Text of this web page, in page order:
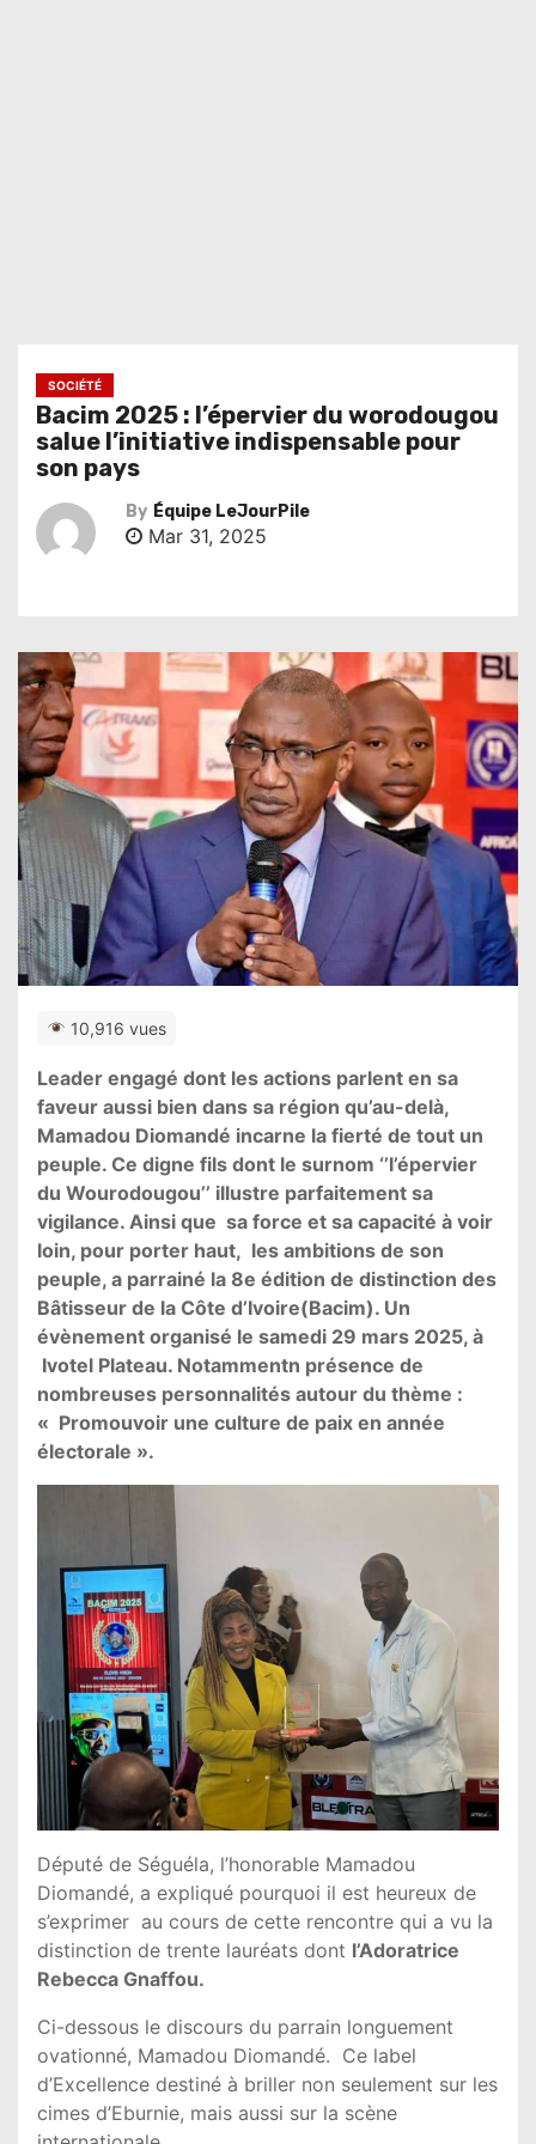
SOCIÉTÉ
Bacim 2025 : l’épervier du worodougou
salue l’initiative indispensable pour
son pays
By Équipe LeJourPile
Mar 31, 2025
10,916 vues
Leader engagé dont les actions parlent en sa
faveur aussi bien dans sa région qu’au-delà,
Mamadou Diomandé incarne la fierté de tout un
peuple. Ce digne fils dont le surnom ‘’l’épervier
du Wourodougou’’ illustre parfaitement sa
vigilance. Ainsi que sa force et sa capacité à voir
loin, pour porter haut, les ambitions de son
peuple, a parrainé la 8e édition de distinction des
Bâtisseur de la Côte d’Ivoire(Bacim). Un
évènement organisé le samedi 29 mars 2025, à
Ivotel Plateau. Notammentn présence de
nombreuses personnalités autour du thème :
« Promouvoir une culture de paix en année
électorale ».
Député de Séguéla, l’honorable Mamadou
Diomandé, a expliqué pourquoi il est heureux de
s’exprimer au cours de cette rencontre qui a vu la
distinction de trente lauréats dont l’Adoratrice
Rebecca Gnaffou.
Ci-dessous le discours du parrain longuement
ovationné, Mamadou Diomandé. Ce label
d’Excellence destiné à briller non seulement sur les
cimes d’Eburnie, mais aussi sur la scène